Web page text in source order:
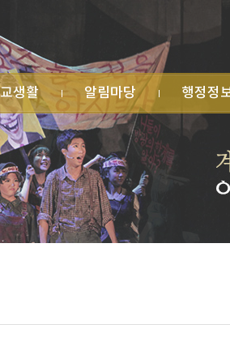
생활
판
실
회
교
위원회
판
알림마당
공지사항
가정통신문
행사 안내
수상 실적
명예의 전당
각종 규정
각종 서식
민원 신청
행정정
법인지원현황
학교발전기금
물품 및 공사
업무추진비
수익자부담